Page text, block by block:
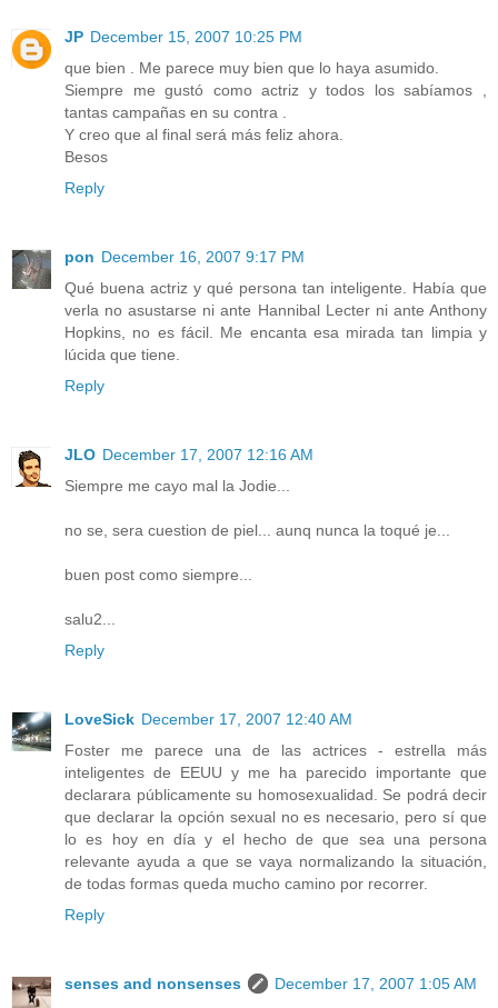
JP December 15, 2007 10:25 PM
que bien . Me parece muy bien que lo haya asumido.
Siempre me gustó como actriz y todos los sabíamos ,
tantas campañas en su contra .
Y creo que al final será más feliz ahora.
Besos
Reply
pon December 16, 2007 9:17 PM
Qué buena actriz y qué persona tan inteligente. Había que
verla no asustarse ni ante Hannibal Lecter ni ante Anthony
Hopkins, no es fácil. Me encanta esa mirada tan limpia y
lúcida que tiene.
Reply
JLO December 17, 2007 12:16 AM
Siempre me cayo mal la Jodie...
no se, sera cuestion de piel... aunq nunca la toqué je...
buen post como siempre...
salu2...
Reply
LoveSick December 17, 2007 12:40 AM
Foster me parece una de las actrices - estrella más
inteligentes de EEUU y me ha parecido importante que
declarara públicamente su homosexualidad. Se podrá decir
que declarar la opción sexual no es necesario, pero sí que
lo es hoy en día y el hecho de que sea una persona
relevante ayuda a que se vaya normalizando la situación,
de todas formas queda mucho camino por recorrer.
Reply
senses and nonsenses
December 17, 2007 1:05 AM